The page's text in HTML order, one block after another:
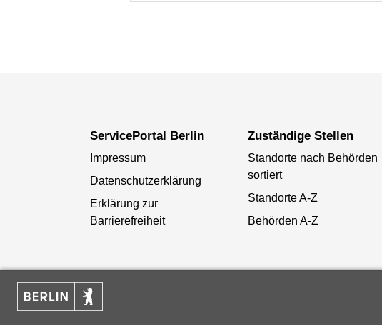
ServicePortal Berlin
Impressum
Datenschutzerklärung
Erklärung zur
Barrierefreiheit
Zuständige Stellen
Standorte nach Behörden
sortiert
Standorte A-Z
Behörden A-Z